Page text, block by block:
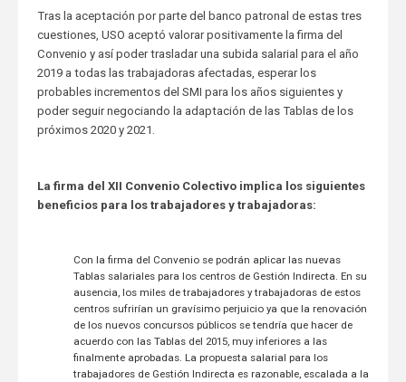
Tras la aceptación por parte del banco patronal de estas tres
cuestiones, USO aceptó valorar positivamente la firma del
Convenio y así poder trasladar una subida salarial para el año
2019 a todas las trabajadoras afectadas, esperar los
probables incrementos del SMI para los años siguientes y
poder seguir negociando la adaptación de las Tablas de los
próximos 2020 y 2021.
La firma del XII Convenio Colectivo implica los siguientes
beneficios para los trabajadores y trabajadoras:
Con la firma del Convenio se podrán aplicar las nuevas
Tablas salariales para los centros de Gestión Indirecta. En su
ausencia, los miles de trabajadores y trabajadoras de estos
centros sufrirían un gravísimo perjuicio ya que la renovación
de los nuevos concursos públicos se tendría que hacer de
acuerdo con las Tablas del 2015, muy inferiores a las
finalmente aprobadas. La propuesta salarial para los
trabajadores de Gestión Indirecta es razonable, escalada a la